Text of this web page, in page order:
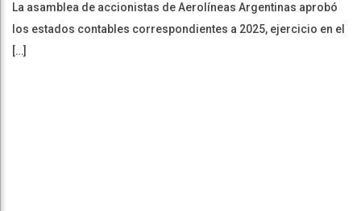
La asamblea de accionistas de Aerolíneas Argentinas aprobó
los estados contables correspondientes a 2025, ejercicio en el
[…]